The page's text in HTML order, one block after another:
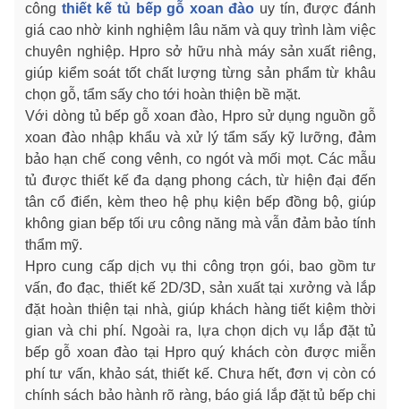
công thiết kế tủ bếp gỗ xoan đào uy tín, được đánh
giá cao nhờ kinh nghiệm lâu năm và quy trình làm việc
chuyên nghiệp. Hpro sở hữu nhà máy sản xuất riêng,
giúp kiểm soát tốt chất lượng từng sản phẩm từ khâu
chọn gỗ, tẩm sấy cho tới hoàn thiện bề mặt.
Với dòng tủ bếp gỗ xoan đào, Hpro sử dụng nguồn gỗ
xoan đào nhập khẩu và xử lý tẩm sấy kỹ lưỡng, đảm
bảo hạn chế cong vênh, co ngót và mối mọt. Các mẫu
tủ được thiết kế đa dạng phong cách, từ hiện đại đến
tân cổ điển, kèm theo hệ phụ kiện bếp đồng bộ, giúp
không gian bếp tối ưu công năng mà vẫn đảm bảo tính
thẩm mỹ.
Hpro cung cấp dịch vụ thi công trọn gói, bao gồm tư
vấn, đo đạc, thiết kế 2D/3D, sản xuất tại xưởng và lắp
đặt hoàn thiện tại nhà, giúp khách hàng tiết kiệm thời
gian và chi phí. Ngoài ra, lựa chọn dịch vụ lắp đặt tủ
bếp gỗ xoan đào tại Hpro quý khách còn được miễn
phí tư vấn, khảo sát, thiết kế. Chưa hết, đơn vị còn có
chính sách bảo hành rõ ràng, báo giá lắp đặt tủ bếp chi